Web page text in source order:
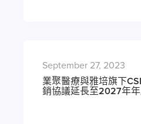
September 27, 2023
業聚醫療與雅培旗下
銷協議延長至2027年